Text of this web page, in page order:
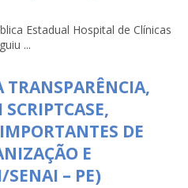
Estadual Hospital de Clínicas
...
TRANSPARÊNCIA,
DE
E
SENAI – PE)